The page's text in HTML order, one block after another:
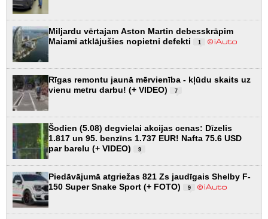
Miljardu vērtajam Aston Martin debesskrāpim
Maiami atklājušies nopietni defekti
1
Rīgas remontu jaunā mērvienība - kļūdu skaits uz
vienu metru darbu! (+ VIDEO)
7
Šodien (5.08) degvielai akcijas cenas: Dīzelis
1.817 un 95. benzīns 1.737 EUR! Nafta 75.6 USD
par barelu (+ VIDEO)
9
Piedāvājumā atgriežas 821 Zs jaudīgais Shelby F-
150 Super Snake Sport (+ FOTO)
9